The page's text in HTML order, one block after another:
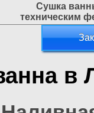
Сушка
техническим
в